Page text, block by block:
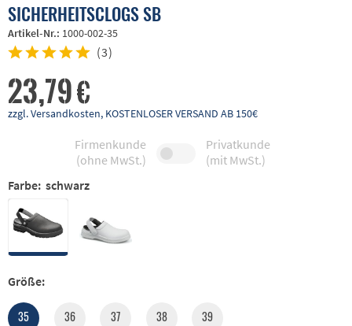
SICHERHEITSCLOGS SB
Artikel-Nr.: 1000-002-35
(3)
23,79 €
zzgl. Versandkosten, KOSTENLOSER VERSAND AB 150€
Firmenkunde
(ohne MwSt.)
Privatkunde
(mit MwSt.)
Farbe: schwarz
Größe:
35 36 37 38 39